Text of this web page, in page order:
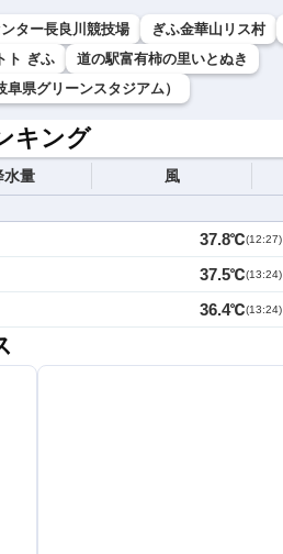
ター長良川競技場 ぎふ金華山リス村
ト ぎふ
道の駅富有柿の里いとぬき
県グリーンスタジアム）
キング
水量 風
37.8℃(12:27)
37.5℃(13:24)
36.4℃(13:24)